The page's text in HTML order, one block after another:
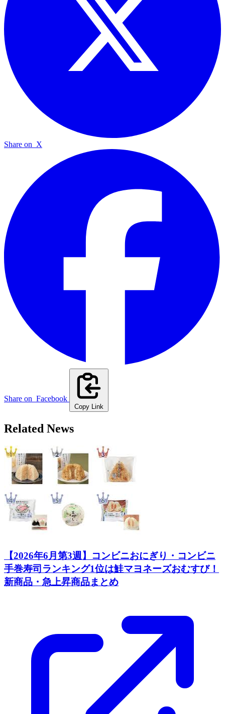
Share on X
Share on Facebook
Copy Link
Related News
【2026年6月第3週】コンビニおにぎり・コンビニ
手巻寿司ランキング1位は鮭マヨネーズおむすび！
新商品・急上昇商品まとめ